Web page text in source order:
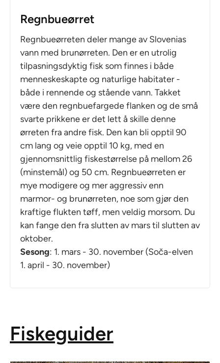
Regnbueørret
Regnbueørreten deler mange av Slovenias
vann med brunørreten. Den er en utrolig
tilpasningsdyktig fisk som finnes i både
menneskeskapte og naturlige habitater -
både i rennende og stående vann. Takket
være den regnbuefargede flanken og de små
svarte prikkene er det lett å skille denne
ørreten fra andre fisk. Den kan bli opptil 90
cm lang og veie opptil 10 kg, med en
gjennomsnittlig fiskestørrelse på mellom 26
(minstemål) og 50 cm. Regnbueørreten er
mye modigere og mer aggressiv enn
marmor- og brunørreten, noe som gjør den
kraftige flukten tøff, men veldig morsom. Du
kan fange den fra slutten av mars til slutten av
oktober.
Sesong: 1. mars - 30. november (Soča-elven
1. april - 30. november)
Fiskeguider